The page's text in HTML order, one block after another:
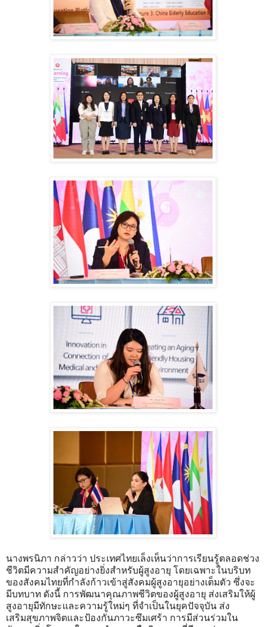
นางพรนิภา กล่าวว่า ประเทศไทยเล็งเห็นว่าการเรียนรู้ตลอดช่วง
ชีวิตมีความสำคัญอย่างยิ่งสำหรับผู้สูงอายุ โดยเฉพาะในบริบท
ของสังคมไทยที่กำลังก้าวเข้าสู่สังคมผู้สูงอายุอย่างเต็มตัว ซึ่งจะ
มีบทบาท ดังนี้ การพัฒนาคุณภาพชีวิตของผู้สูงอายุ ส่งเสริมให้ผู้
สูงอายุมีทักษะและความรู้ใหม่ๆ ที่จำเป็นในยุคปัจจุบัน ส่ง
เสริมสุขภาพจิตและป้องกันภาวะซึมเศร้า การมีส่วนร่วมใน